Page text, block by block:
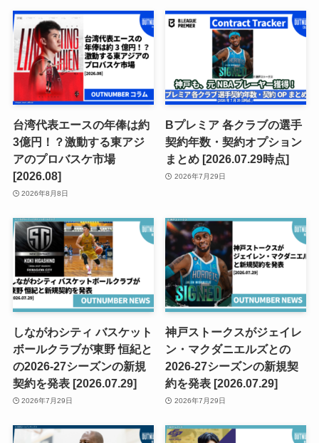
台湾代表エースの年俸は約
3億円！？激動する東アジ
アのプロバスケ市場
[2026.08]
2026年8月8日
Bプレミア 各クラブの選手
契約年数・契約オプション
まとめ [2026.07.29時点]
2026年7月29日
しながわシティ バスケット
ボールクラブが東野 恒紀と
の2026-27シーズンの新規
契約を発表 [2026.07.29]
2026年7月29日
神戸ストークスがジェイレ
ン・マクダニエルズとの
2026-27シーズンの新規契
約を発表 [2026.07.29]
2026年7月29日